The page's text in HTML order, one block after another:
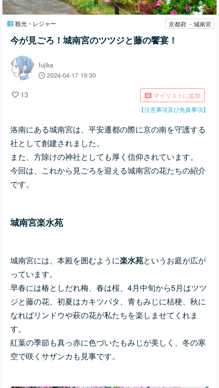
観光・レジャー 京都府 ・城南宮
今が見ごろ！城南宮のツツジと藤の饗宴！
fujika
2024-04-17 19:30
13
マイリストに追加
【注意事項及び免責事項】
洛南にある城南宮は、平安遷都の際に京の南を守護する
社として創建されました。
また、方除けの神社としても厚く信仰されています。
今回は、これから見ごろを迎える城南宮の花たちの紹介
です。
城南宮楽水苑
城南宮には、本殿を囲むように楽水苑というお庭が広が
っています。
早春には椿としだれ梅、春は桜、4月中旬から5月はツツ
ジと藤の花、初夏はカキツバタ、青もみじに桔梗、秋に
なればリンドウや萩の花が私たちを楽しませてくれま
す。
紅葉の季節も真っ赤に色づいたもみじが美しく、冬の寒
空で咲くサザンカも見事です。